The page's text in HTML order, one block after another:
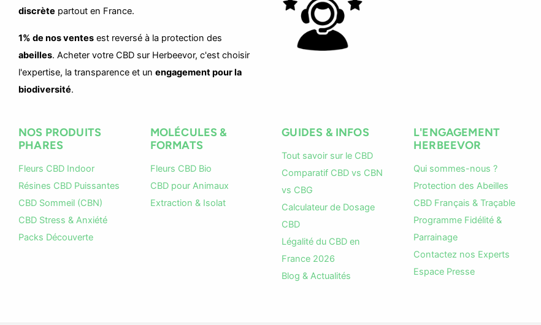
discrète partout en France.
1% de nos ventes est reversé à la protection des
abeilles. Acheter votre CBD sur Herbeevor, c'est choisir
l'expertise, la transparence et un engagement pour la
biodiversité.
NOS PRODUITS
PHARES
Fleurs CBD Indoor
Résines CBD Puissantes
CBD Sommeil (CBN)
CBD Stress & Anxiété
Packs Découverte
MOLÉCULES &
FORMATS
Fleurs CBD Bio
CBD pour Animaux
Extraction & Isolat
GUIDES & INFOS
Tout savoir sur le CBD
Comparatif CBD vs CBN
vs CBG
Calculateur de Dosage
CBD
Légalité du CBD en
France 2026
Blog & Actualités
L'ENGAGEMENT
HERBEEVOR
Qui sommes-nous ?
Protection des Abeilles
CBD Français & Traçable
Programme Fidélité &
Parrainage
Contactez nos Experts
Espace Presse